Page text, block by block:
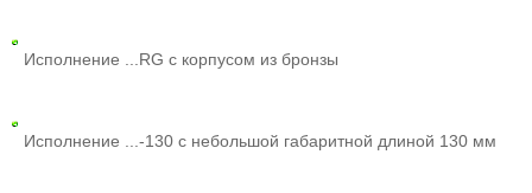
Исполнение ...RG с корпусом из бронзы
Исполнение ...-130 с небольшой габаритной длиной 130 мм